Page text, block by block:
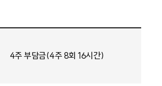
4주 부담금(4주 8회 16시간)